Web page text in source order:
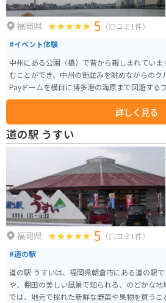
福岡県 5 （口コミ1件）
#イベント体験
中州にある公園（橋）で昔から親しまれてい
むことができ、中州の街並みを眺めながらの
Payドームを横目に博多港の海原まで回遊する
詳しく見る
道の駅 うすい
福岡県 5 （口コミ1件）
#道の駅
道の駅 うすいは、福岡県朝倉市にある道の駅
や、棚田の美しい風景で知られる、のどかな地域にありま
では、地元で採れた新鮮な野菜や果物を買うこ